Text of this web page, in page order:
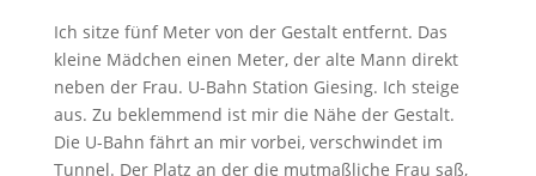
Ich sitze fünf Meter von der Gestalt entfernt. Das
kleine Mädchen einen Meter, der alte Mann direkt
neben der Frau. U-Bahn Station Giesing. Ich steige
aus. Zu beklemmend ist mir die Nähe der Gestalt.
Die U-Bahn fährt an mir vorbei, verschwindet im
Tunnel. Der Platz an der die mutmaßliche Frau saß,